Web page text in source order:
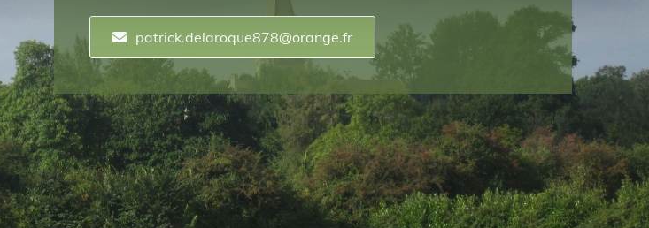
patrick.delaroque878@orange.fr